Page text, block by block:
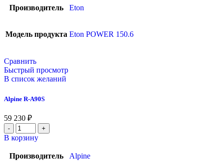
Производитель Eton
Модель продукта Eton POWER 150.6
Сравнить
Быстрый просмотр
В список желаний
Alpine R-A90S
59 230 ₽
В корзину
Производитель Alpine